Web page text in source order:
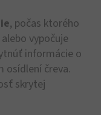
, počas ktorého
vypočuje
informácie o
osídlení čreva.
skrytej